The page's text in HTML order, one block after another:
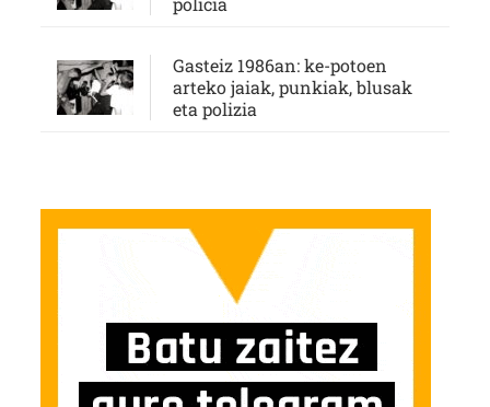
Gasteiz 1986an: ke-potoen
arteko jaiak, punkiak, blusak
eta polizia